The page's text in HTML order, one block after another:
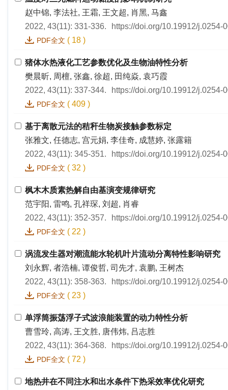
赵中锦, 李法社, 王霜, 王文超, 肖黑, 马鑫
2022, 43(11): 331-336.
https://doi.org/10.19912/j.0254-
PDF全文 ( 18 )
猪体水热液化工艺参数优化及生物油特性分析
樊晨昕, 周檀, 张鑫, 徐超, 田纯焱, 袁巧霞
2022, 43(11): 337-344.
https://doi.org/10.19912/j.0254-
PDF全文 ( 409 )
基于离散元法的秸秆生物炭接触参数标定
张雅文, 任德志, 宫元娟, 李佳奇, 成慧婷, 张露籍
2022, 43(11): 345-351.
https://doi.org/10.19912/j.0254-
PDF全文 ( 32 )
枫木木质素热解自由基演变规律研究
范宇阳, 雷鸣, 孔祥琛, 刘超, 肖睿
2022, 43(11): 352-357.
https://doi.org/10.19912/j.0254-
PDF全文 ( 22 )
涡流发生器对潮流能水轮机叶片流动分离特性影响研究
刘永辉, 者浩楠, 谭俊哲, 司先才, 袁鹏, 王树杰
2022, 43(11): 358-363.
https://doi.org/10.19912/j.0254-
PDF全文 ( 23 )
单浮筒振荡浮子式波浪能装置的动力特性分析
曹雪玲, 高涛, 王文胜, 唐伟炜, 吕志胜
2022, 43(11): 364-368.
https://doi.org/10.19912/j.0254-
PDF全文 ( 72 )
地热井在不同注水和出水条件下热采效率优化研究